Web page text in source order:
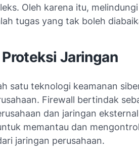
Oleh karena itu,
tugas yang tak boleh
Jaringan
satu teknologi keamanan
Firewall bertindak
dan jaringan
memantau dan
jaringan perusahaan.